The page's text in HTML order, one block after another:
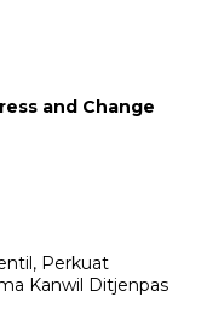
and Change